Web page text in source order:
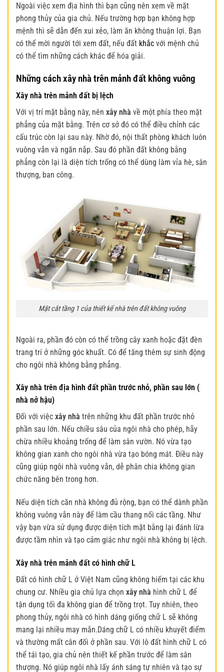
Ngoài việc xem địa hình thì bạn cũng nên xem về mặt
phong thủy của gia chủ. Nếu trường hợp bạn không hợp
mệnh thì sẽ dẫn đến xui xẻo, làm ăn không thuận lợi. Bạn
có thể mời người tới xem đất, nếu đất khắc với mệnh chủ
có thể tìm những cách khác để hóa giải.
Những cách xây nhà trên mảnh đất không vuông
Xây nhà trên mảnh đất bị lệch
Với vị trí mặt bằng này, nên xây nhà về một phía theo mặt
phẳng của mặt bằng. Trên cơ sở đó có thể điều chỉnh các
cấu trúc còn lại sau này. Nhờ đó, nội thất phòng khách luôn
vuông vắn và ngăn nắp. Sau đó phần đất không bằng
phẳng còn lại là diện tích trống có thể dùng làm vỉa hè, sân
thượng, ban công.
Mặt cắt tầng 1 của thiết kế nhà trên đất không vuông
Ngoài ra, phần đó còn có thể trồng cây xanh hoặc đặt đèn
trang trí ở những góc khuất. Có để tăng thêm sự sinh động
cho ngôi nhà không bằng phẳng.
Xây nhà trên địa hình đất phần trước nhỏ, phần sau lớn (
nhà nở hậu)
Đối với việc xây nhà trên những khu đất phần trước nhỏ
phần sau lớn. Nếu chiều sâu của ngôi nhà cho phép, hãy
chừa nhiều khoảng trống để làm sân vườn. Nó vừa tạo
không gian xanh cho ngôi nhà vừa tạo bóng mát. Điều này
cũng giúp ngôi nhà vuông vắn, dễ phân chia không gian
chức năng bên trong hơn.
Nếu diện tích căn nhà không đủ rộng, bạn có thể dành phần
không vuông vắn này để làm cầu thang nối các tầng. Như
vậy bạn vừa sử dụng được diện tích mặt bằng lại đánh lừa
được tầm nhìn và tạo cảm giác như ngôi nhà không bị lệch.
Xây nhà trên mảnh đất có hình chữ L
Đất có hình chữ L ở Việt Nam cũng không hiếm tại các khu
chung cư. Nhiều gia chủ lựa chọn xây nhà hình chữ L để
tận dụng tối đa không gian để trồng trọt. Tuy nhiên, theo
phong thủy, ngôi nhà có hình dáng giống chữ L sẽ không
mang lại nhiều may mắn.Dáng chữ L có nhiều khuyết điểm
và thường mất cân đối ở phần sau. Với lô đất hình chữ L có
thể tái tạo, gia chủ nên thiết kế phần trước để làm sân
thượng. Nó giúp ngôi nhà lấy ánh sáng tự nhiên và tạo sự